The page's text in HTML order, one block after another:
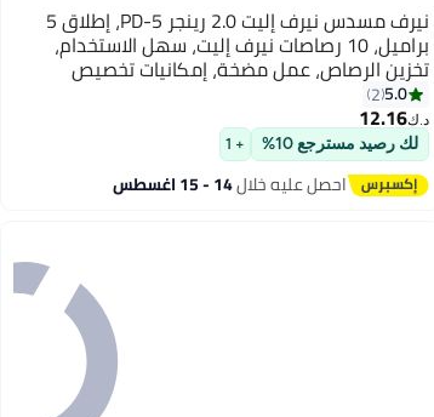
نيرف مسدس نيرف إليت 2.0 رينجر PD-5، إطلاق 5
براميل، 10 رصاصات نيرف إليت، سهل الاستخدام،
تخزين الرصاص، عمل مضخة، إمكانيات تخصيص
5.0
2
د.ك‏12.16
لك رصيد مسترجع 10% + 1
احصل عليه خلال14 - 15 اغسطس